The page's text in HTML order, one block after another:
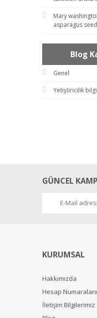
Mary
asparagus
Blog
Genel
Yetiştiricilik
GÜNCEL
KURUMSAL
Hakkımızda
Hesap
İletişim Bilgilerimiz